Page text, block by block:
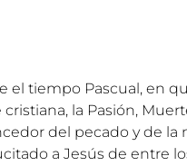
el tiempo Pascual, en
la Pasión,
del pecado y de la
a Jesús de entre